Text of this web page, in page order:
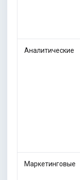
Аналитические
Маркетинговые